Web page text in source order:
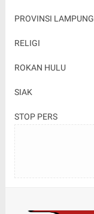
PROVINSI LAMPUNG
RELIGI
ROKAN HULU
SIAK
STOP PERS